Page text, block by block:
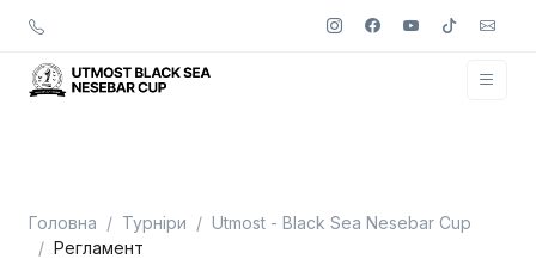
Головна Турніри
Utmost - Black Sea Nesebar Cup
Регламент